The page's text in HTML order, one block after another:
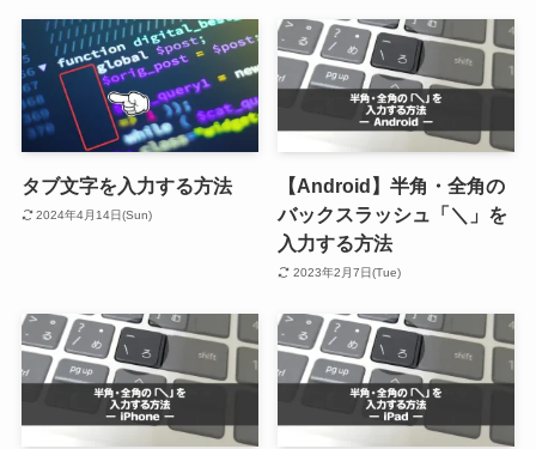
タブ文字を入力する方法
2024年4月14日(Sun)
【Android】半角・全角の
バックスラッシュ「＼」を
入力する方法
2023年2月7日(Tue)